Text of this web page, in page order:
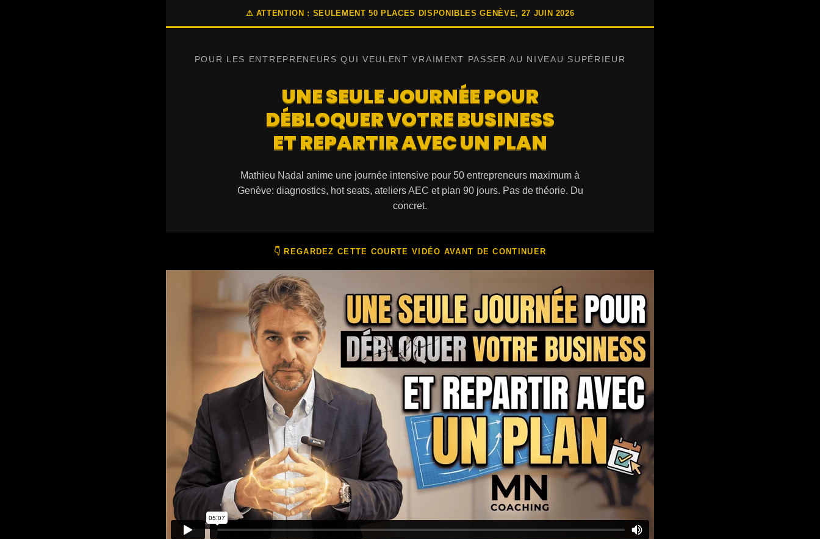
⚠ ATTENTION : SEULEMENT 50 PLACES DISPONIBLES GENÈVE, 27 JUIN 2026
POUR LES ENTREPRENEURS QUI VEULENT VRAIMENT PASSER AU NIVEAU SUPÉRIEUR
UNE SEULE JOURNÉE POUR
DÉBLOQUER VOTRE BUSINESS
ET REPARTIR AVEC UN PLAN
Mathieu Nadal anime une journée intensive pour 50 entrepreneurs maximum à
Genève: diagnostics, hot seats, ateliers AEC et plan 90 jours. Pas de théorie. Du
concret.
👇 REGARDEZ CETTE COURTE VIDÉO AVANT DE CONTINUER